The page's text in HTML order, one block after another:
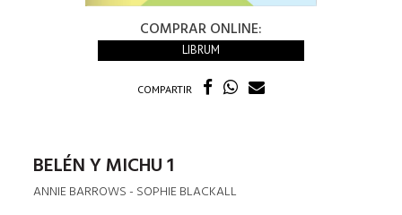
COMPRAR ONLINE:
LIBRUM
COMPARTIR
BELÉN Y MICHU 1
ANNIE BARROWS - SOPHIE BLACKALL